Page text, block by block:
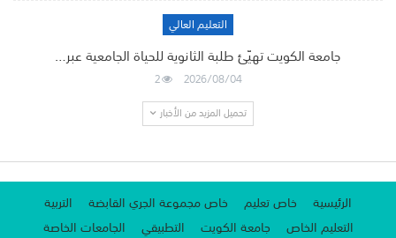
التعليم العالي
جامعة الكويت تهيّئ طلبة الثانوية للحياة الجامعية عبر…
2026/08/04
2
تحميل المزيد من الأخبار
الرئيسية خاص تعليم خاص مجموعة الجري القابضة
التربية
التعليم الخاص
جامعة الكويت التطبيقي الجامعات الخاصة